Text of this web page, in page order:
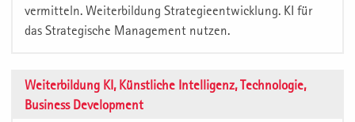
vermitteln. Weiterbildung Strategieentwicklung. KI für
das Strategische Management nutzen.
Weiterbildung KI, Künstliche Intelligenz, Technologie,
Business Development